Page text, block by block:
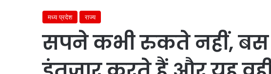
मध्य प्रदेश राज्य
सपने कभी रुकते नहीं, बस